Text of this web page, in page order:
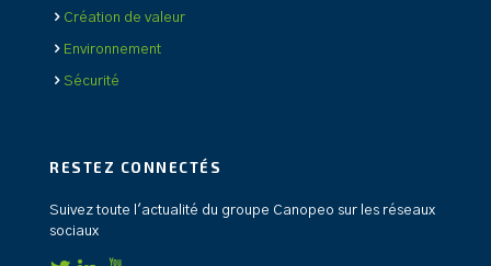
Création de valeur
Environnement
Sécurité
RESTEZ CONNECTÉS
Suivez toute l'actualité du groupe Canopeo sur les réseaux
sociaux